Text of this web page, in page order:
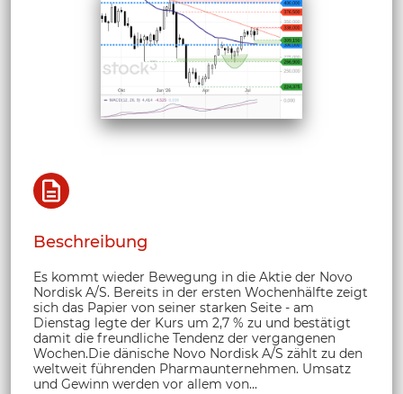
Beschreibung
Es kommt wieder Bewegung in die Aktie der Novo
Nordisk A/S. Bereits in der ersten Wochenhälfte zeigt
sich das Papier von seiner starken Seite - am
Dienstag legte der Kurs um 2,7 % zu und bestätigt
damit die freundliche Tendenz der vergangenen
Wochen.Die dänische Novo Nordisk A/S zählt zu den
weltweit führenden Pharmaunternehmen. Umsatz
und Gewinn werden vor allem von...